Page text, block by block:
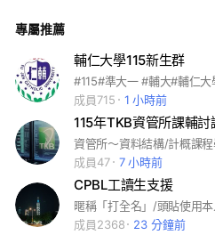
專屬推薦
輔仁大學115新生群
成員715
1 小時前
115年TKB資管所課輔討
資管所～資料結構/計概課
成員47
7 小時前
CPBL工讀生支援
暱稱「打全名」/頭貼使用
成員2368
23 分鐘前